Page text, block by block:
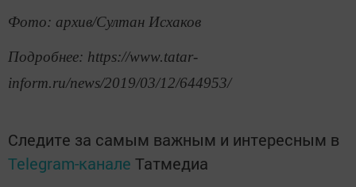
Фото: архив/Султан Исхаков
Подробнее: https://www.tatar-
inform.ru/news/2019/03/12/644953/
Следите за самым важным и интересным в
Telegram-канале Татмедиа